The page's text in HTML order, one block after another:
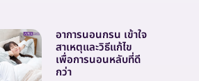
อาการนอนกรน เข้าใจ
สาเหตุและวิธีแก้ไข
เพื่อการนอนหลับที่ดี
กว่า